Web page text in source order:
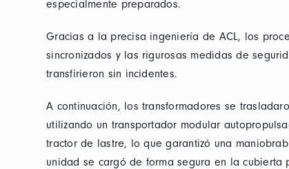
especialmente preparados.
Gracias a la precisa ingeniería de ACL, los
sincronizados y las rigurosas medidas de
transfirieron sin incidentes.
A continuación, los transformadores se
utilizando un transportador modular
tractor de lastre, lo que garantizó una
unidad se cargó de forma segura en la cubierta